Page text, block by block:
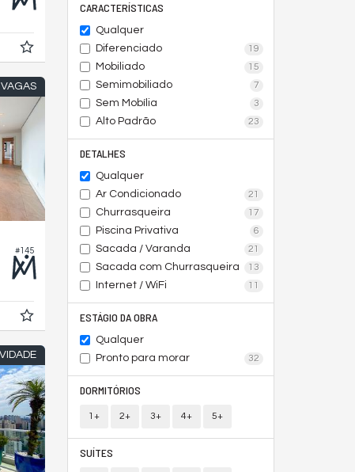
CARACTERÍSTICAS
Qualquer
Diferenciado
19
Mobiliado 15
Semimobiliado 7
Sem Mobília 3
Alto Padrão 23
DETALHES
Qualquer
Ar Condicionado
21
Churrasqueira 17
Piscina Privativa 6
Sacada / Varanda 21
Sacada com Churrasqueira 13
Internet / WiFi 11
ESTÁGIO DA OBRA
Qualquer
Pronto para morar
32
DORMITÓRIOS
1+ 2+ 3+ 4+ 5+
SUÍTES
#145